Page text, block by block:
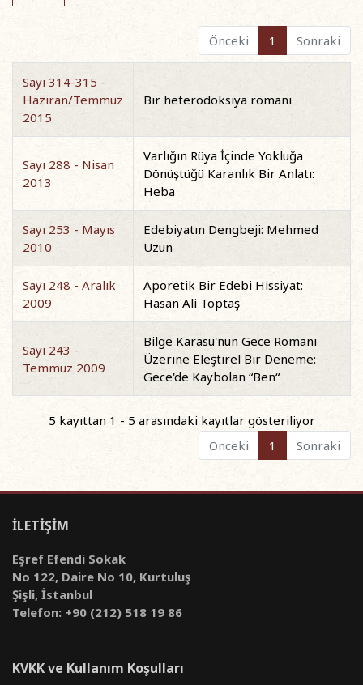
Önceki 1 Sonraki
Sayı 314-315 -
Haziran/Temmuz
2015
Bir heterodoksiya romanı
Sayı 288 - Nisan
2013
Varlığın Rüya İçinde Yokluğa
Dönüştüğü Karanlık Bir Anlatı:
Heba
Sayı 253 - Mayıs
2010
Edebiyatın Dengbeji: Mehmed
Uzun
Sayı 248 - Aralık
2009
Aporetik Bir Edebi Hissiyat:
Hasan Ali Toptaş
Sayı 243 -
Temmuz 2009
Bilge Karasu'nun Gece Romanı
Üzerine Eleştirel Bir Deneme:
Gece'de Kaybolan “Ben“
5 kayıttan 1 - 5 arasındaki kayıtlar gösteriliyor
Önceki
1 Sonraki
İLETİŞİM
Eşref Efendi Sokak
No 122, Daire No 10, Kurtuluş
Şişli, İstanbul
Telefon: +90 (212) 518 19 86
KVKK ve Kullanım Koşulları